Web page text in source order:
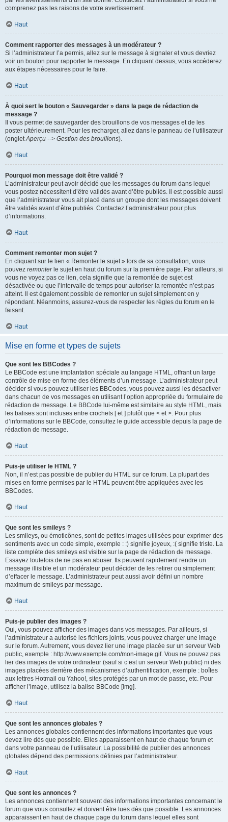
comprenez pas les raisons de votre avertissement.
Haut
Comment rapporter des messages à un modérateur ?
Si l’administrateur l’a permis, allez sur le message à signaler et vous devriez
voir un bouton pour rapporter le message. En cliquant dessus, vous accéderez
aux étapes nécessaires pour le faire.
Haut
À quoi sert le bouton « Sauvegarder » dans la page de rédaction de
message ?
Il vous permet de sauvegarder des brouillons de vos messages et de les
poster ultérieurement. Pour les recharger, allez dans le panneau de l’utilisateur
(ongletAperçu --> Gestion des brouillons).
Haut
Pourquoi mon message doit être validé ?
L’administrateur peut avoir décidé que les messages du forum dans lequel
vous postez nécessitent d’être validés avant d’être publiés. Il est possible aussi
que l’administrateur vous ait placé dans un groupe dont les messages doivent
être validés avant d’être publiés. Contactez l’administrateur pour plus
d’informations.
Haut
Comment remonter mon sujet ?
En cliquant sur le lien « Remonter le sujet » lors de sa consultation, vous
pouvez remonterle sujet en haut du forum sur la première page. Par ailleurs, si
vous ne voyez pas ce lien, cela signifie que la remontée de sujet est
désactivée ou que l’intervalle de temps pour autoriser la remontée n’est pas
atteint. Il est également possible de remonter un sujet simplement en y
répondant. Néanmoins, assurez-vous de respecter les règles du forum en le
faisant.
Haut
Mise en forme et types de sujets
Que sont les BBCodes ?
Le BBCode est une implantation spéciale au langage HTML, offrant un large
contrôle de mise en forme des éléments d’un message. L’administrateur peut
décider si vous pouvez utiliser les BBCodes, vous pouvez aussi les désactiver
dans chacun de vos messages en utilisant l’option appropriée du formulaire de
rédaction de message. Le BBCode lui-même est similaire au style HTML, mais
les balises sont incluses entre crochets [ et ] plutôt que < et >. Pour plus
d’informations sur le BBCode, consultez le guide accessible depuis la page de
rédaction de message.
Haut
Puis-je utiliser le HTML ?
Non, il n’est pas possible de publier du HTML sur ce forum. La plupart des
mises en forme permises par le HTML peuvent être appliquées avec les
BBCodes.
Haut
Que sont les smileys ?
Les smileys, ou émoticônes, sont de petites images utilisées pour exprimer des
sentiments avec un code simple, exemple : :) signifie joyeux, :( signifie triste. La
liste complète des smileys est visible sur la page de rédaction de message.
Essayez toutefois de ne pas en abuser. Ils peuvent rapidement rendre un
message illisible et un modérateur peut décider de les retirer ou simplement
d’effacer le message. L’administrateur peut aussi avoir défini un nombre
maximum de smileys par message.
Haut
Puis-je publier des images ?
Oui, vous pouvez afficher des images dans vos messages. Par ailleurs, si
l’administrateur a autorisé les fichiers joints, vous pouvez charger une image
sur le forum. Autrement, vous devez lier une image placée sur un serveur Web
public, exemple : http://www.exemple.com/mon-image.gif. Vous ne pouvez pas
lier des images de votre ordinateur (sauf si c’est un serveur Web public) ni des
images placées derrière des mécanismes d’authentification, exemple : boîtes
aux lettres Hotmail ou Yahoo!, sites protégés par un mot de passe, etc. Pour
afficher l’image, utilisez la balise BBCode [img].
Haut
Que sont les annonces globales ?
Les annonces globales contiennent des informations importantes que vous
devez lire dès que possible. Elles apparaissent en haut de chaque forum et
dans votre panneau de l’utilisateur. La possibilité de publier des annonces
globales dépend des permissions définies par l’administrateur.
Haut
Que sont les annonces ?
Les annonces contiennent souvent des informations importantes concernant le
forum que vous consultez et doivent être lues dès que possible. Les annonces
apparaissent en haut de chaque page du forum dans lequel elles sont